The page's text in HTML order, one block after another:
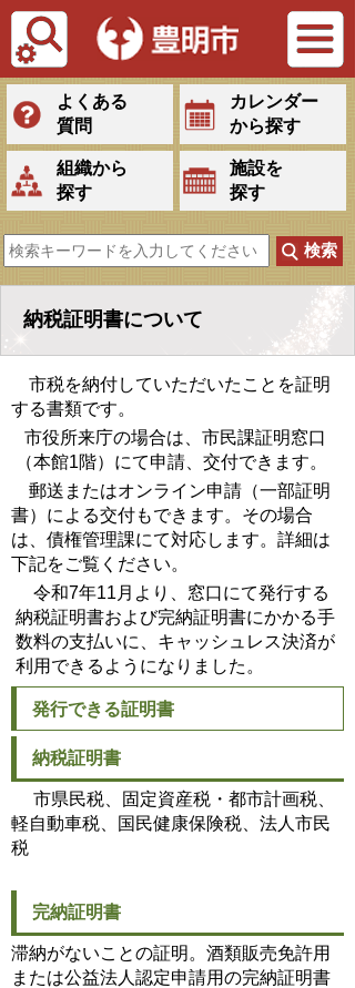
Tiếng Việt
よくある
質問
カレンダー
から探す
組織から
探す
施設を
探す
納税証明書について
市税を納付していただいたことを証明
する書類です。
市役所来庁の場合は、市民課証明窓口
（本館1階）にて申請、交付できます。
郵送またはオンライン申請（一部証明
書）による交付もできます。その場合
は、債権管理課にて対応します。詳細は
下記をご覧ください。
令和7年11月より、窓口にて発行する
納税証明書および完納証明書にかかる手
数料の支払いに、キャッシュレス決済が
利用できるようになりました。
発行できる証明書
納税証明書
市県民税、固定資産税・都市計画税、
軽自動車税、国民健康保険税、法人市民
税
完納証明書
滞納がないことの証明。酒類販売免許用
または公益法人認定申請用の完納証明書